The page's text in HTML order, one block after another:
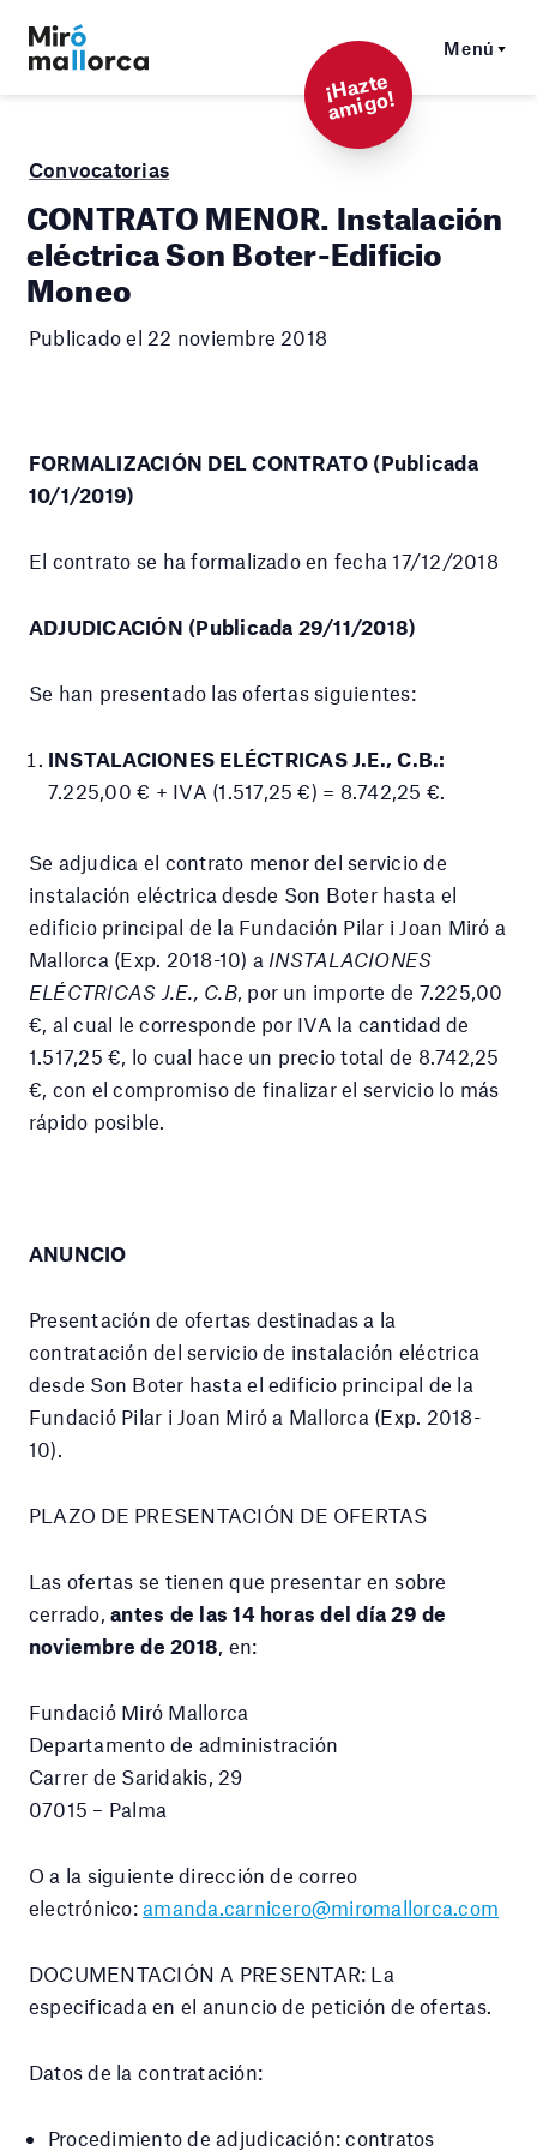
Menú
¡
Hazt
e
a
mi
g
o!
Convocatorias
CONTRATO MENOR. Instalación
eléctrica Son Boter-Edificio
Moneo
Publicado el 22 noviembre 2018
FORMALIZACIÓN DEL CONTRATO (Publicada
10/1/2019)
El contrato se ha formalizado en fecha 17/12/2018
ADJUDICACIÓN (Publicada 29/11/2018)
Se han presentado las ofertas siguientes:
INSTALACIONES ELÉCTRICAS J.E., C.B.:
7.225,00 € + IVA (1.517,25 €) = 8.742,25 €.
Se adjudica el contrato menor del servicio de
instalación eléctrica desde Son Boter hasta el
edificio principal de la Fundación Pilar i Joan Miró a
Mallorca (Exp. 2018-10) a INSTALACIONES
ELÉCTRICAS J.E., C.B, por un importe de 7.225,00
€, al cual le corresponde por IVA la cantidad de
1.517,25 €, lo cual hace un precio total de 8.742,25
€, con el compromiso de finalizar el servicio lo más
rápido posible.
ANUNCIO
Presentación de ofertas destinadas a la
contratación del servicio de instalación eléctrica
desde Son Boter hasta el edificio principal de la
Fundació Pilar i Joan Miró a Mallorca (Exp. 2018-
10).
PLAZO DE PRESENTACIÓN DE OFERTAS
Las ofertas se tienen que presentar en sobre
cerrado,antes de las 14 horas del día 29 de
noviembre de 2018 , en:
Fundació Miró Mallorca
Departamento de administración
Carrer de Saridakis, 29
07015 – Palma
O a la siguiente dirección de correo
electrónico:amanda.carnicero@miromallorca.com
DOCUMENTACIÓN A PRESENTAR: La
especificada en el anuncio de petición de ofertas.
Datos de la contratación:
Procedimiento de adjudicación: contratos